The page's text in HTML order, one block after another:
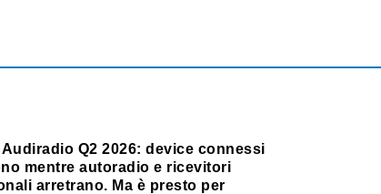
Audiradio Q2 2026: device connessi
mentre autoradio e ricevitori
arretrano. Ma è presto per